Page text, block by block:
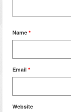
Name *
Email *
Website